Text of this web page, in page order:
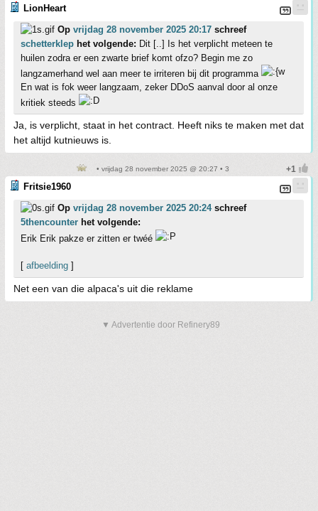
LionHeart
Op vrijdag 28 november 2025 20:17 schreef
schetterklep het volgende: Dit [..] Is het verplicht meteen te
huilen zodra er een zwarte brief komt ofzo? Begin me zo
langzamerhand wel aan meer te irriteren bij dit programma
En wat is fok weer langzaam, zeker DDoS aanval door al onze
kritiek steeds
Ja, is verplicht, staat in het contract. Heeft niks te maken met dat
het altijd kutnieuws is.
• vrijdag 28 november 2025 @ 20:27 • 3
Fritsie1960
Op vrijdag 28 november 2025 20:24schreef
5thencounter het volgende:
Erik Erik pakze er zitten er twéé
[ afbeelding ]
Net een van die alpaca's uit die reklame
▼ Advertentie door Refinery89